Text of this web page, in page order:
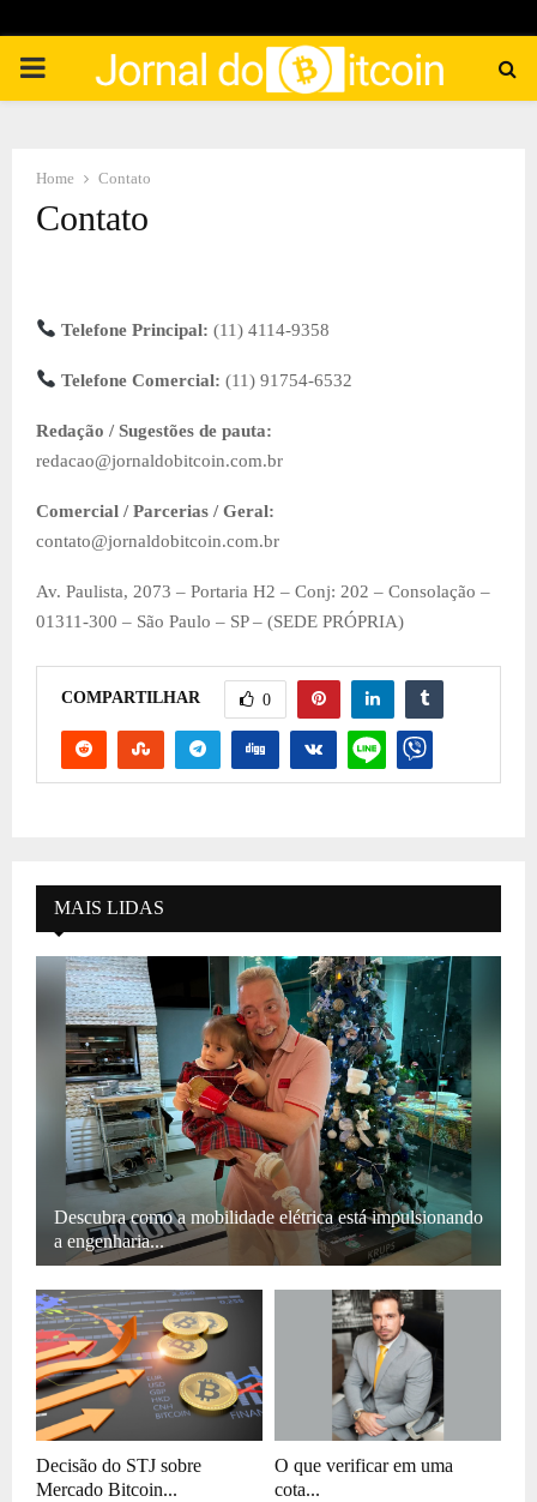
PRIMARY
Home Contato
Contato
Telefone Principal: (11) 4114-9358
Telefone Comercial: (11) 91754-6532
Redação / Sugestões de pauta:
redacao@jornaldobitcoin.com.br
Comercial / Parcerias / Geral:
contato@jornaldobitcoin.com.br
Av. Paulista, 2073 – Portaria H2 – Conj: 202 – Consolação –
01311-300 – São Paulo – SP – (SEDE PRÓPRIA)
COMPARTILHAR 0
MAIS LIDAS
Descubra como a mobilidade elétrica está impulsionando
a engenharia...
Decisão do STJ sobre
Mercado Bitcoin...
O que verificar em uma
cota...